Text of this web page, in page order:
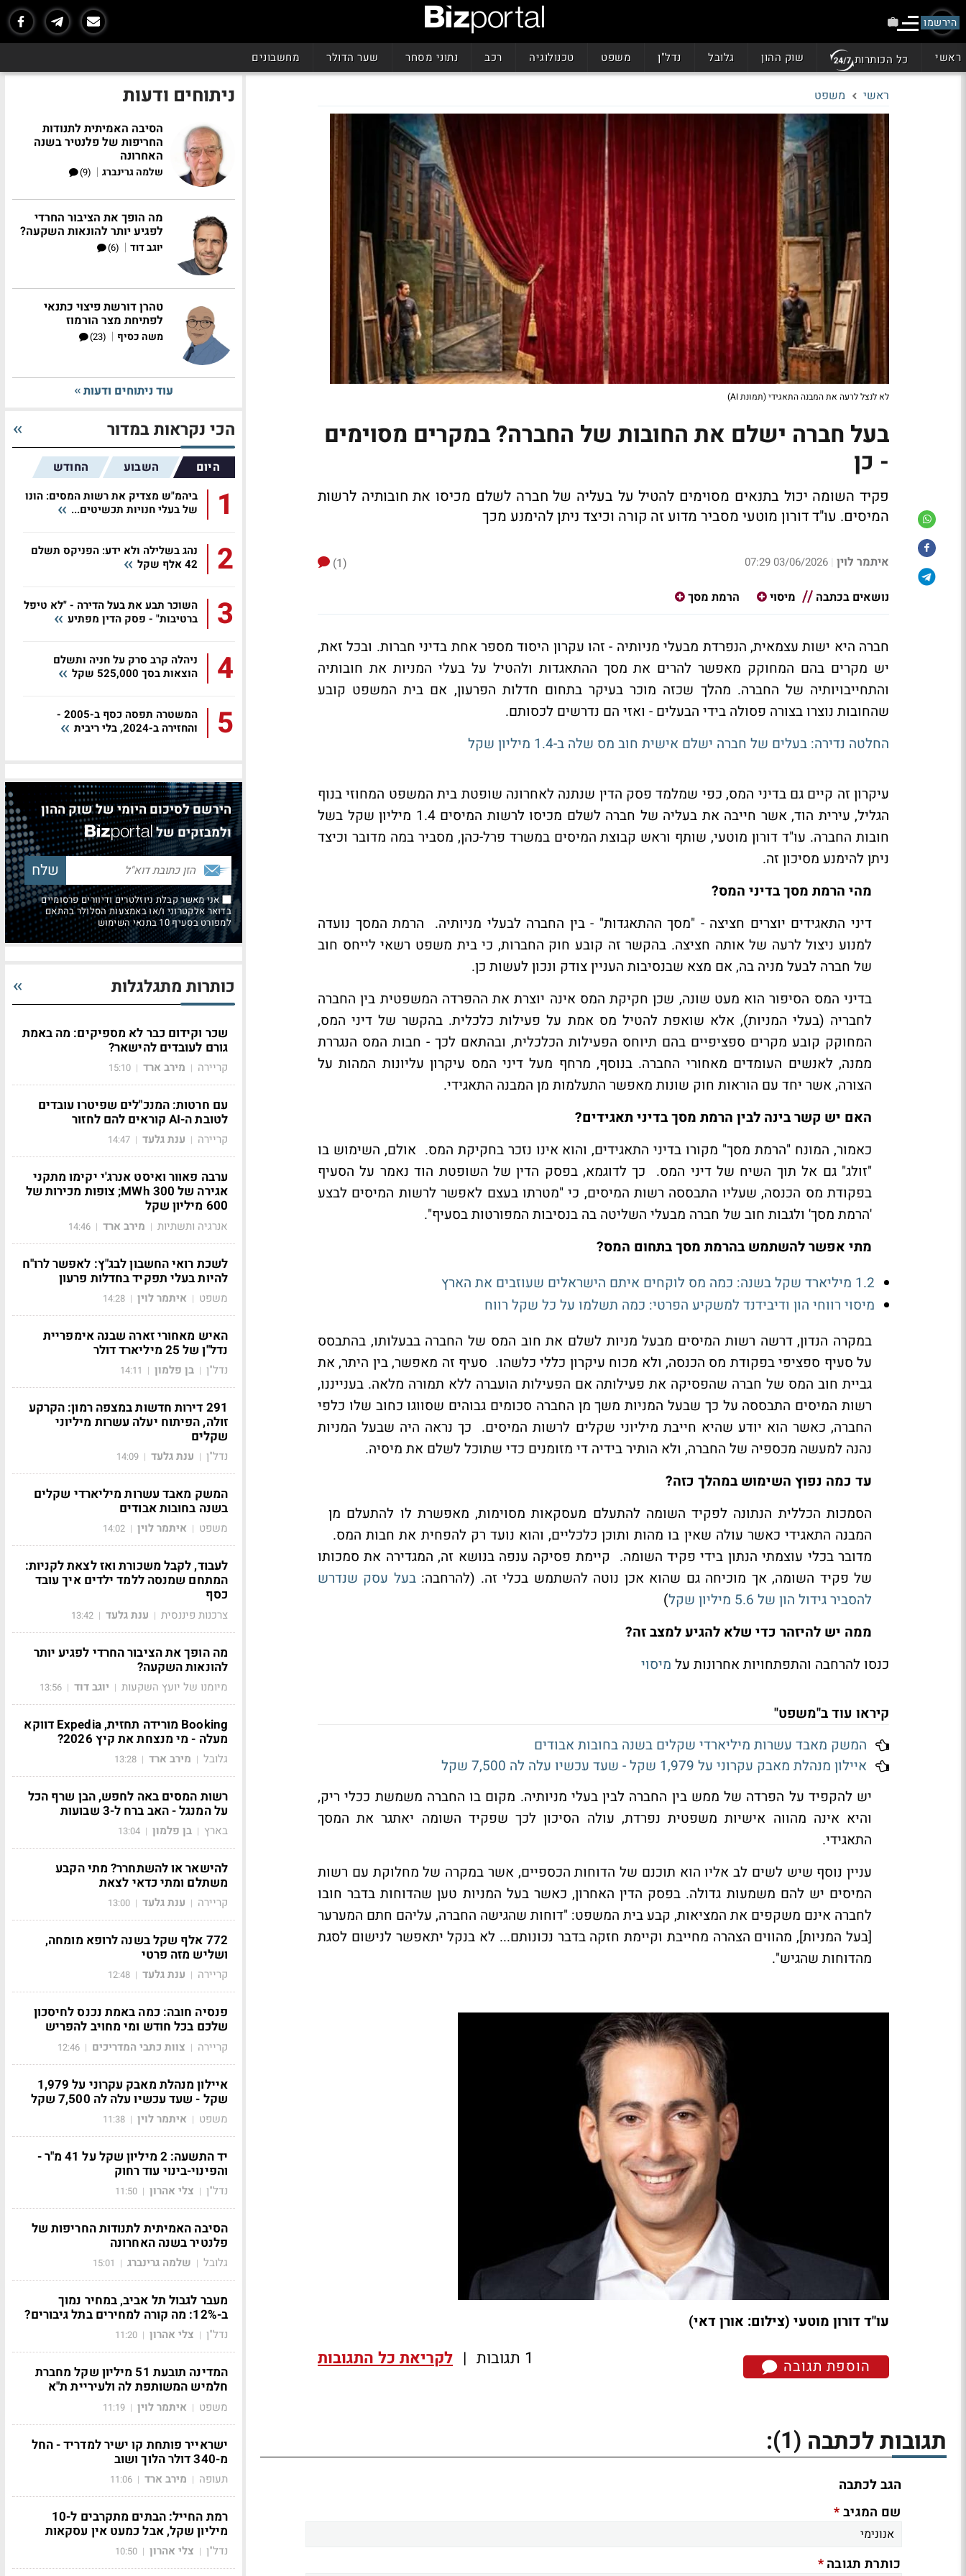
הירשמו
ראשי כל הכותרות שוק ההון גלובל נדל"ן משפט טכנולוגיה רכב נתוני מסחר שער הדולר מחשבונים
ראשי משפט
לא לנצל לרעה את המבנה התאגידי (תמונת AI)
בעל חברה ישלם את החובות של החברה? במקרים מסוימים
- כן
פקיד השומה יכול בתנאים מסוימים להטיל על בעליה של חברה לשלם מכיסו את חובותיה לרשות
המיסים. עו"ד דורון מוטעי מסביר מדוע זה קורה וכיצד ניתן להימנע מכך
איתמר לוין |
03/06/2026 07:29
(1)
נושאים בכתבה
מיסוי הרמת מסך
חברה היא ישות עצמאית, הנפרדת מבעלי מניותיה - זהו עקרון היסוד מספר אחת בדיני חברות. ובכל זאת,
יש מקרים בהם המחוקק מאפשר להרים את מסך ההתאגדות ולהטיל על בעלי המניות את חובותיה
והתחייבויותיה של החברה. מהלך שכזה מוכר בעיקר בתחום חדלות הפרעון, אם בית המשפט קובע
שהחובות נוצרו בצורה פסולה בידי הבעלים - ואזי הם נדרשים לכסותם.
החלטה נדירה: בעלים של חברה ישלם אישית חוב מס שלה ב-1.4 מיליון שקל
עיקרון זה קיים גם בדיני המס, כפי שמלמד פסק הדין שנתנה לאחרונה שופטת בית המשפט המחוזי בנוף
הגליל, עירית הוד, אשר חייבה את בעליה של חברה לשלם מכיסו לרשות המיסים 1.4 מיליון שקל בשל
חובות החברה. עו"ד דורון מוטעי, שותף וראש קבוצת המיסים במשרד פרל-כהן, מסביר במה מדובר וכיצד
ניתן להימנע מסיכון זה.
מהי הרמת מסך בדיני המס?
דיני התאגידים יוצרים חציצה - "מסך ההתאגדות" - בין החברה לבעלי מניותיה. הרמת המסך נועדה
למנוע ניצול לרעה של אותה חציצה. בהקשר זה קובע חוק החברות, כי בית משפט רשאי לייחס חוב
של חברה לבעל מניה בה, אם מצא שבנסיבות העניין צודק ונכון לעשות כן.
בדיני המס הסיפור הוא מעט שונה, שכן חקיקת המס אינה יוצרת את ההפרדה המשפטית בין החברה
לחבריה (בעלי המניות), אלא שואפת להטיל מס אמת על פעילות כלכלית. בהקשר של דיני המס,
המחוקק קובע מקרים ספציפיים בהם תיוחס הפעילות הכלכלית, ובהתאם לכך - חבות המס הנגררת
ממנה, לאנשים העומדים מאחורי החברה. בנוסף, מרחף מעל דיני המס עיקרון עליונות המהות על
הצורה, אשר יחד עם הוראות חוק שונות מאפשר התעלמות מן המבנה התאגידי.
האם יש קשר בינה לבין הרמת מסך בדיני תאגידים?
כאמור, המונח "הרמת מסך" מקורו בדיני התאגידים, והוא אינו נזכר בחקיקת המס. אולם, השימוש בו
"זולג" גם אל תוך השיח של דיני המס. כך לדוגמא, בפסק הדין של השופטת הוד נאמר על הסעיף
בפקודת מס הכנסה, שעליו התבססה רשות המיסים, כי "מטרתו בעצם לאפשר לרשות המיסים לבצע
'הרמת מסך' ולגבות חוב של חברה מבעלי השליטה בה בנסיבות המפורטות בסעיף".
מתי אפשר להשתמש בהרמת מסך בתחום המס?
1.2 מיליארד שקל בשנה: כמה מס לוקחים איתם הישראלים שעוזבים את הארץ
מיסוי רווחי הון ודיבידנד למשקיע הפרטי: כמה תשלמו על כל שקל רווח
במקרה הנדון, דרשה רשות המיסים מבעל מניות לשלם את חוב המס של החברה בבעלותו, בהתבסס
על סעיף ספציפי בפקודת מס הכנסה, ולא מכוח עיקרון כללי כלשהו. סעיף זה מאפשר, בין היתר, את
גביית חוב המס של חברה שהפסיקה את פעילותה אם הפעילות הועברה ללא תמורה מלאה. בענייננו,
רשות המיסים התבססה על כך שבעל המניות משך מן החברה סכומים גבוהים שסווגו כחוב שלו כלפי
החברה, כאשר הוא יודע שהיא חייבת מיליוני שקלים לרשות המיסים. כך נראה היה שבעל המניות
נהנה למעשה מכספיה של החברה, ולא הותיר בידיה די מזומנים כדי שתוכל לשלם את מיסיה.
עד כמה נפוץ השימוש במהלך כזה?
הסמכות הכללית הנתונה לפקיד השומה להתעלם מעסקאות מסוימות, מאפשרת לו להתעלם מן
המבנה התאגידי כאשר עולה שאין בו מהות ותוכן כלכליים, והוא נועד רק להפחית את חבות המס.
מדובר בכלי עוצמתי הנתון בידי פקיד השומה. קיימת פסיקה ענפה בנושא זה, המגדירה את סמכותו
של פקיד השומה, אך מוכיחה גם שהוא אכן נוטה להשתמש בכלי זה. (להרחבה:בעל עסק שנדרש
להסביר גידול הון של 5.6 מיליון שקל
)
ממה יש להיזהר כדי שלא להגיע למצב זה?
כנסו להרחבה והתפתחויות אחרונות על מיסוי
קיראו עוד ב"משפט"
המשק מאבד עשרות מיליארדי שקלים בשנה בחובות אבודים
איילון מנהלת מאבק עקרוני על 1,979 שקל - שעד עכשיו עלה לה 7,500 שקל
יש להקפיד על הפרדה של ממש בין החברה לבין בעלי מניותיה. מקום בו החברה משמשת ככלי ריק,
והיא אינה מהווה אישיות משפטית נפרדת, עולה הסיכון לכך שפקיד השומה יאתגר את המסך
התאגידי.
עניין נוסף שיש לשים לב אליו הוא תוכנם של הדוחות הכספיים, אשר במקרה של מחלוקת עם רשות
המיסים יש להם משמעות גדולה. בפסק הדין האחרון, כאשר בעל המניות טען שהדוחות בדבר חובו
לחברה אינם משקפים את המציאות, קבע בית המשפט: "דוחות שהגישה החברה, עליהם חתם המערער
[בעל המניות], מהווים הצהרה מחייבת וקיימת חזקה בדבר נכונותם... לא בנקל יתאפשר לנישום לסגת
מהדוחות שהגיש".
עו"ד דורון מוטעי (צילום: אורן דאי)
הוספת תגובה 1 תגובות | לקריאת כל התגובות
תגובות לכתבה (1)
:
הגב לכתבה
שם המגיב*
כותרת תגובה*
ניתוחים ודעות
הסיבה האמיתית לתנודות
החריפות של פלנטיר בשנה
האחרונה
שלמה גרינברג |
(9)
מה הופך את הציבור החרדי
לפגיע יותר להונאות השקעה?
יוגב דוד |
(6)
טהרן דורשת פיצוי כתנאי
לפתיחת מצר הורמוז
משה כסיף |
(23)
עוד ניתוחים ודעות
הכי נקראות במדור
היום השבוע החודש
1
ביהמ"ש מצדיק את רשות המסים: הונו
של בעלי חנויות תכשיטים...
2
נהג בשלילה ולא ידע: הפניקס תשלם
42 אלף שקל
3
השוכר תבע את בעל הדירה - "לא טיפל
ברטיבות" - פסק הדין מפתיע
4
ניהלה קרב סרק על חניה ותשלם
הוצאות בסך 525,000 שקל
5
המשטרה תפסה כסף ב-2005 -
והחזירה ב-2024, בלי ריבית
הירשם לסיכום היומי של שוק ההון
ולמבזקים של
אני מאשר קבלת ניוזלטרים ודיוורים פרסומיים
בדואר אלקטרוני ו/או באמצעות הסלולר בהתאם
למפורט בסעיף 10 בתנאי השימוש
כותרות מתגלגלות
שכר וקידום כבר לא מספיקים: מה באמת
גורם לעובדים להישאר?
קריירה | מירב ארד |
15:10
עם חרטות: המנכ"לים שפיטרו עובדים
לטובת ה-AI קוראים להם לחזור
קריירה | ענת גלעד |
14:47
ערבה פאוור ואיסט אנרג'י יקימו מתקני
אגירה של 300 MWh; צופות מכירות של
600 מיליון שקל
אנרגיה ותשתיות | מירב ארד |
14:46
לשכת רואי החשבון לבג"ץ: לאפשר לרו"ח
להיות בעלי תפקיד בחדלות פרעון
משפט | איתמר לוין |
14:28
האיש מאחורי זארה שבנה אימפריית
נדל"ן של 25 מיליארד דולר
נדל"ן | בן פלמון |
14:11
291 דירות חדשות במצפה רמון: הקרקע
זולה, הפיתוח יעלה עשרות מיליוני
שקלים
נדל"ן | ענת גלעד |
14:09
המשק מאבד עשרות מיליארדי שקלים
בשנה בחובות אבודים
משפט | איתמר לוין |
14:02
לעבוד, לקבל משכורת ואז לצאת לקניות:
המתחם שמנסה ללמד ילדים איך עובד
כסף
צרכנות פיננסית | ענת גלעד |
13:42
מה הופך את הציבור החרדי לפגיע יותר
להונאות השקעה?
מיומנו של יועץ השקעות | יוגב דוד |
13:56
Booking מורידה תחזית, Expedia דווקא
מעלה - מי מנצחת את קיץ 2026?
גלובל | מירב ארד |
13:28
רשות המסים באה לחפש, הבן שרף הכל
על המנגל - האב ברח ל-3 שבועות
בארץ | בן פלמון |
13:04
להישאר או להשתחרר? מתי הקבע
משתלם ומתי כדאי לצאת
קריירה | ענת גלעד |
13:00
772 אלף שקל בשנה לרופא מומחה,
ושליש מזה פרטי
קריירה | ענת גלעד |
12:48
פנסיה חובה: כמה באמת נכנס לחיסכון
שלכם בכל חודש ומי מחויב להפריש
קריירה | צוות כתבי המדריכים |
12:46
איילון מנהלת מאבק עקרוני על 1,979
שקל - שעד עכשיו עלה לה 7,500 שקל
משפט | איתמר לוין |
11:38
יד התשעה: 2 מיליון שקל על 41 מ"ר -
והפינוי-בינוי עוד רחוק
נדל"ן | צלי אהרון |
11:50
הסיבה האמיתית לתנודות החריפות של
פלנטיר בשנה האחרונה
גלובל | שלמה גרינברג |
15:01
מעבר לגבול תל אביב, במחיר נמוך
ב-12%: מה קורה למחירים בתל גיבורים?
נדל"ן | צלי אהרון |
11:20
המדינה תובעת 51 מיליון שקל מחברת
חלמיש המשותפת לה ולעיריית ת"א
משפט | איתמר לוין |
11:19
ישראייר פותחת קו ישיר למדריד - החל
מ-340 דולר הלוך ושוב
תעופה | מירב ארד |
11:06
רמת החייל: הבתים מתקרבים ל-10
מיליון שקל, אבל כמעט אין עסקאות
נדל"ן | צלי אהרון |
10:50